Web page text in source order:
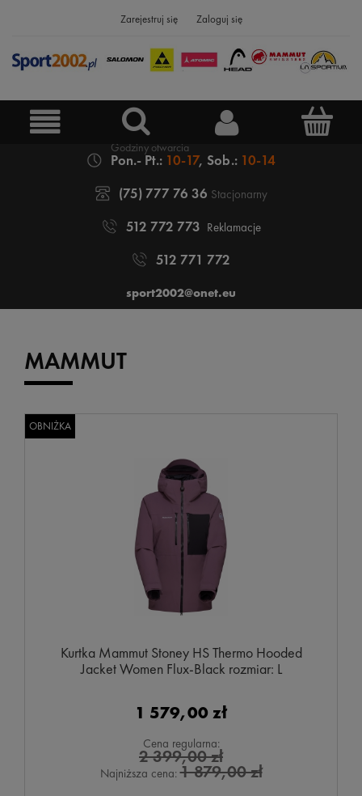
Zarejestruj się Zaloguj się
Pon.- Pt.: 10-17, Sob.: 10-14
(75) 777 76 36 Stacjonarny
512 772 773 Reklamacje
512 771 772
sport2002@onet.eu
MAMMUT
Kurtka Mammut Stoney HS Thermo Hooded
Jacket Women Flux-Black rozmiar: L
1 579,00 zł
Cena regularna:
2 399,00 zł
Najniższa cena:1 879,00 zł
OBNIŻKA